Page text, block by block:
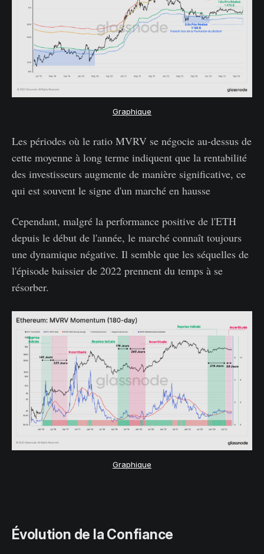
Graphique
Les périodes où le ratio MVRV se négocie au-dessus de
cette moyenne à long terme indiquent que la rentabilité
des investisseurs augmente de manière significative, ce
qui est souvent le signe d'un marché en hausse
Cependant, malgré la performance positive de l'ETH
depuis le début de l'année, le marché connaît toujours
une dynamique négative. Il semble que les séquelles de
l'épisode baissier de 2022 prennent du temps à se
résorber.
Graphique
Évolution de la Confiance